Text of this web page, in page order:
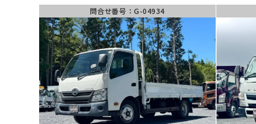
問合せ番号：G-04934